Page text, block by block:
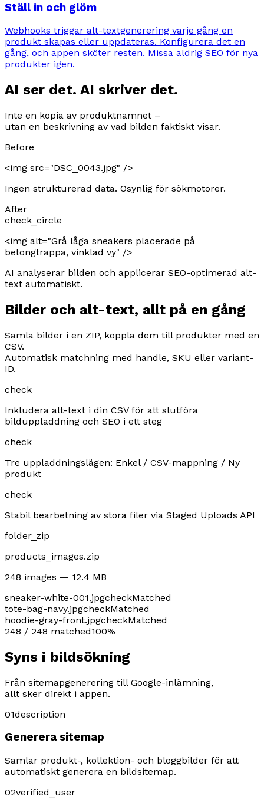
Ställ in och glöm
Webhooks triggar alt-textgenerering varje gång en
produkt skapas eller uppdateras. Konfigurera det en
gång, och appen sköter resten. Missa aldrig SEO för nya
produkter igen.
AI ser det. AI skriver det.
Inte en kopia av produktnamnet –
utan en beskrivning av vad bilden faktiskt visar.
Before
<img src="DSC_0043.jpg" />
Ingen strukturerad data. Osynlig för sökmotorer.
After
check_circle
<img alt="Grå låga sneakers placerade på
betongtrappa, vinklad vy" />
AI analyserar bilden och applicerar SEO-optimerad alt-
text automatiskt.
Bilder och alt-text, allt på en gång
Samla bilder i en ZIP, koppla dem till produkter med en
CSV.
Automatisk matchning med handle, SKU eller variant-
ID.
check
Inkludera alt-text i din CSV för att slutföra
bilduppladdning och SEO i ett steg
check
Tre uppladdningslägen: Enkel / CSV-mappning / Ny
produkt
check
Stabil bearbetning av stora filer via Staged Uploads API
folder_zip
products_images.zip
248 images — 12.4 MB
sneaker-white-001.jpgcheckMatched
tote-bag-navy.jpgcheckMatched
hoodie-gray-front.jpgcheckMatched
248 / 248 matched100%
Syns i bildsökning
Från sitemapgenerering till Google-inlämning,
allt sker direkt i appen.
01description
Generera sitemap
Samlar produkt-, kollektion- och bloggbilder för att
automatiskt generera en bildsitemap.
02verified_user